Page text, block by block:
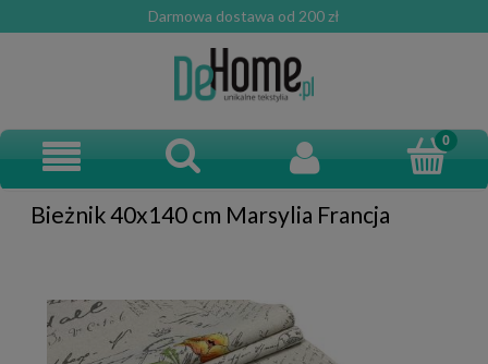
Darmowa dostawa od 200 zł
Bieżnik 40x140 cm Marsylia Francja